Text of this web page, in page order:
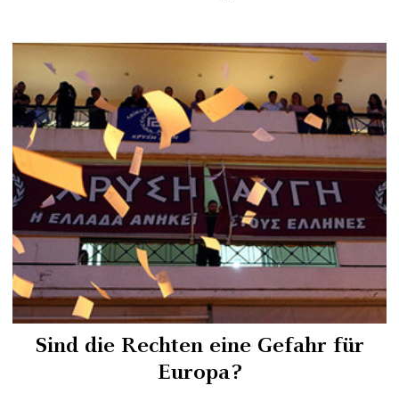
Sind die Rechten eine Gefahr für
Europa?